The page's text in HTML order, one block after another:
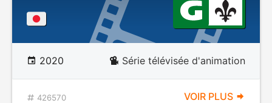
2020 Série télévisée d'animation
426570 VOIR PLUS